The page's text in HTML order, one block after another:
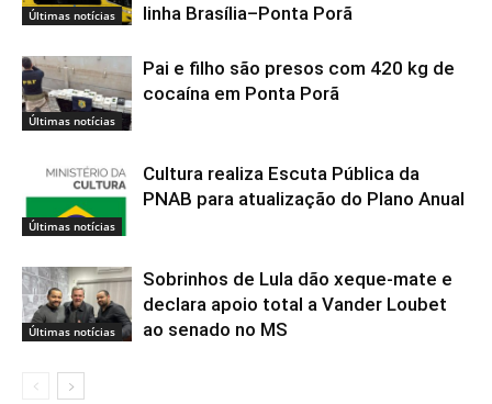
Últimas notícias
linha Brasília–Ponta Porã
Últimas notícias
Pai e filho são presos com 420 kg de
cocaína em Ponta Porã
Últimas notícias
Cultura realiza Escuta Pública da
PNAB para atualização do Plano Anual
Últimas notícias
Sobrinhos de Lula dão xeque-mate e
declara apoio total a Vander Loubet
ao senado no MS